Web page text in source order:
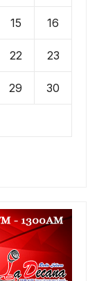
15 16
22 23
29 30